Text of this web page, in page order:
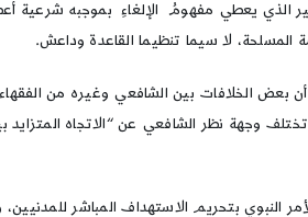
الذي يعطي مفهومُ الإلغاءِ بموجبه شرعية
لا سيما تنظيما القاعدة وداعش.
بعض الخلافات بين الشافعي وغيره من الفقهاء
وجهة نظر الشافعي عن “الاتجاه المتزايد
النبوي بتحريم الاستهداف المباشر